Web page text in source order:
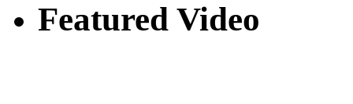
Featured Video